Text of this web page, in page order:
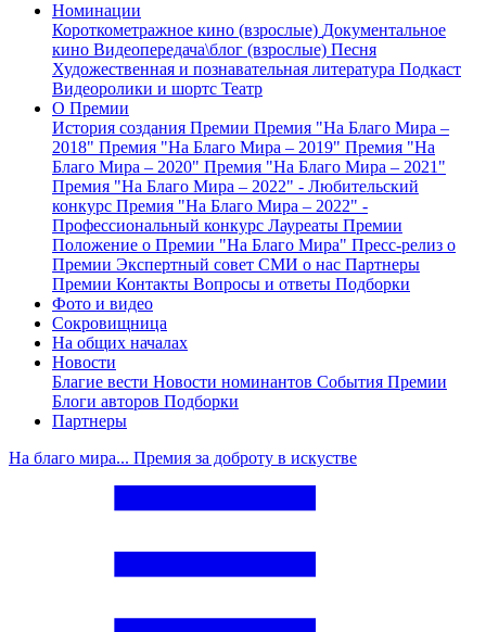
Номинации
Короткометражное кино (взрослые) Документальное
кино Видеопередача\блог (взрослые) Песня
Художественная и познавательная литература Подкаст
Видеоролики и шортс Театр
О Премии
История создания Премии Премия "На Благо Мира –
2018" Премия "На Благо Мира – 2019" Премия "На
Благо Мира – 2020" Премия "На Благо Мира – 2021"
Премия "На Благо Мира – 2022" - Любительский
конкурс Премия "На Благо Мира – 2022" -
Профессиональный конкурс Лауреаты Премии
Положение о Премии "На Благо Мира" Пресс-релиз о
Премии Экспертный совет СМИ о нас Партнеры
Премии Контакты Вопросы и ответы Подборки
Фото и видео
Сокровищница
На общих началах
Новости
Благие вести Новости номинантов События Премии
Блоги авторов Подборки
Партнеры
На благо мира... Премия за доброту в искустве